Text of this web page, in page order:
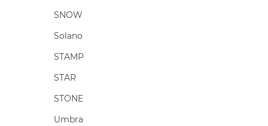
SNOW
Solano
STAMP
STAR
STONE
Umbra